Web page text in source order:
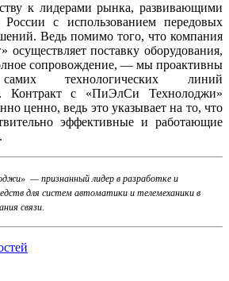
к лидерами рынка, развивающими
с использованием передовых
Ведь помимо того, что компания
поставку оборудования,
сопровождение, — мы проактивны
технологических линий
Контракт с «ПиЭлСи Технолоджи»
ценно, ведь это указывает на то, что
эффективные и работающие
— признанный лидер в разработке и
для систем автоматики и телемеханики в
связи.